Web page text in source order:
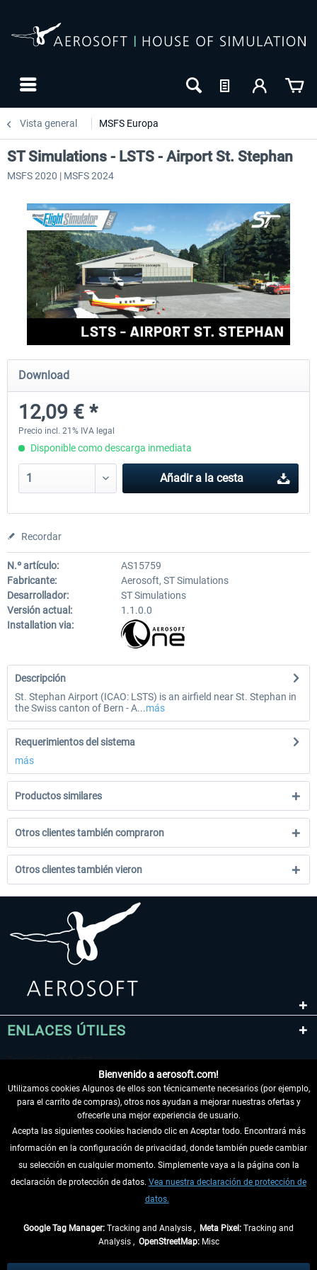
Vista general MSFS Europa
Aerosoft Mega Airport Brussels
25,37 € *
ST Simulations - LSTS - Airport St. Stephan
MSFS 2020 | MSFS 2024
Download
12,09 € *
Precio incl. 21% IVA legal
Disponible como descarga inmediata
Añadir a la cesta
Recordar
N.º artículo:
AS15759
Fabricante:
Aerosoft, ST Simulations
Desarrollador:
ST Simulations
Versión actual:
1.1.0.0
Installation via:
Descripción
St. Stephan Airport (ICAO: LSTS) is an airfield near St. Stephan in
the Swiss canton of Bern - A...más
Requerimientos del sistema
más
Productos similares
Otros clientes también compraron
Otros clientes también vieron
ENLACES ÚTILES
DESISTIR DEL CONTRATO
INFORMACIÓN
Bienvenido a aerosoft.com!
Utilizamos cookies Algunos de ellos son técnicamente necesarios (por ejemplo,
para el carrito de compras), otros nos ayudan a mejorar nuestras ofertas y
ofrecerle una mejor experiencia de usuario.
Acepta las siguientes cookies haciendo clic en Aceptar todo. Encontrará más
información en la configuración de privacidad, donde también puede cambiar
su selección en cualquier momento. Simplemente vaya a la página con la
declaración de protección de datos. Vea nuestra declaración de protección de
datos.
Google Tag Manager: Tracking and Analysis , Meta Pixel: Tracking and
Analysis , OpenStreetMap:Misc